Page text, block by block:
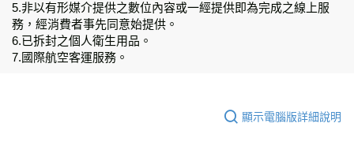
5.非以有形媒介提供之數位內容或一經提供即為完成之線上服
務，經消費者事先同意始提供。
6.已拆封之個人衛生用品。
7.國際航空客運服務。
顯示電腦版詳細說明